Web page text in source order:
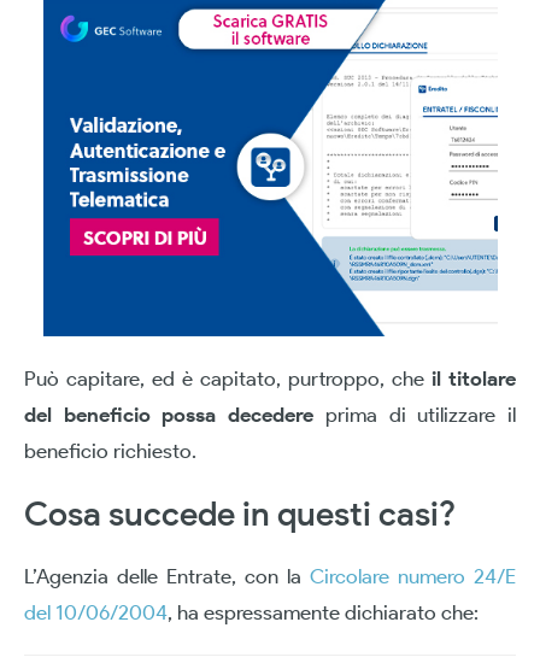
Può capitare, ed è capitato, purtroppo, che il titolare
del beneficio possa decedere prima di utilizzare il
beneficio richiesto.
Cosa succede in questi casi?
L’Agenzia delle Entrate, con la Circolare numero 24/E
del 10/06/2004, ha espressamente dichiarato che: